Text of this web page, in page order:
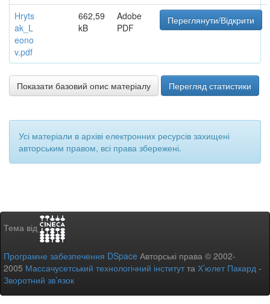
Hryts
ak_L
eono
v.pdf
662,59
kB
Adobe
PDF
Переглянути/Відкрити
Показати базовий опис матеріалу Перегляд статистики
Усі матеріали в архіві електронних ресурсів захищені
авторським правом, всі права збережені.
Тема від
Програмне забезпечення DSpace Авторські права © 2002-
2005 Массачусетський технологічний інститутта Х’юлет Пакард -
Зворотний зв’язок